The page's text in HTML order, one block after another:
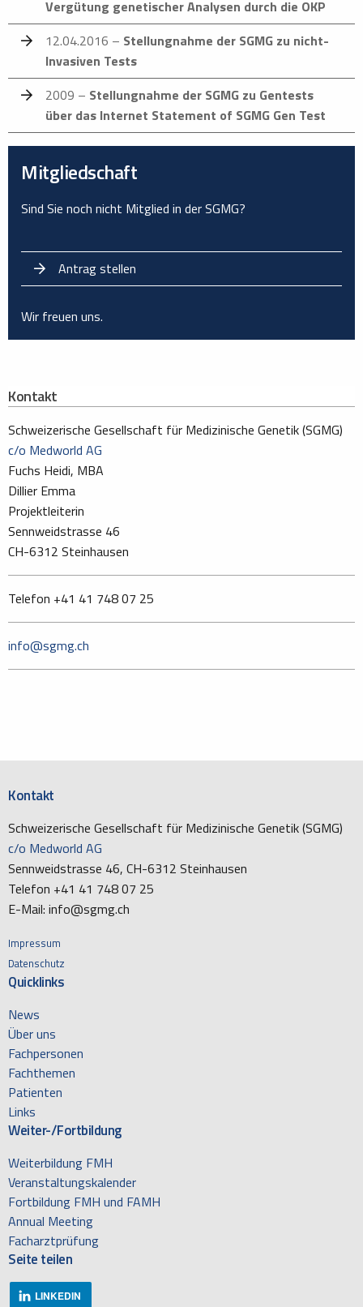
Vergütung genetischer Analysen durch die OKP
12.04.2016 – Stellungnahme der SGMG zu nicht-
Invasiven Tests
2009 – Stellungnahme der SGMG zu Gentests
über das Internet Statement of SGMG Gen Test
Mitgliedschaft
Sind Sie noch nicht Mitglied in der SGMG?
Antrag stellen
Wir freuen uns.
Kontakt
Schweizerische Gesellschaft für Medizinische Genetik (SGMG)
c/o Medworld AG
Fuchs Heidi, MBA
Dillier Emma
Projektleiterin
Sennweidstrasse 46
CH-6312 Steinhausen
Telefon +41 41 748 07 25
info@sgmg.ch
Kontakt
Schweizerische Gesellschaft für Medizinische Genetik (SGMG)
c/o Medworld AG
Sennweidstrasse 46, CH-6312 Steinhausen
Telefon +41 41 748 07 25
E-Mail: info@sgmg.ch
Impressum
Datenschutz
Quicklinks
News
Über uns
Fachpersonen
Fachthemen
Patienten
Links
Weiter-/Fortbildung
Weiterbildung FMH
Veranstaltungskalender
Fortbildung FMH und FAMH
Annual Meeting
Facharztprüfung
Seite teilen
LINKEDIN